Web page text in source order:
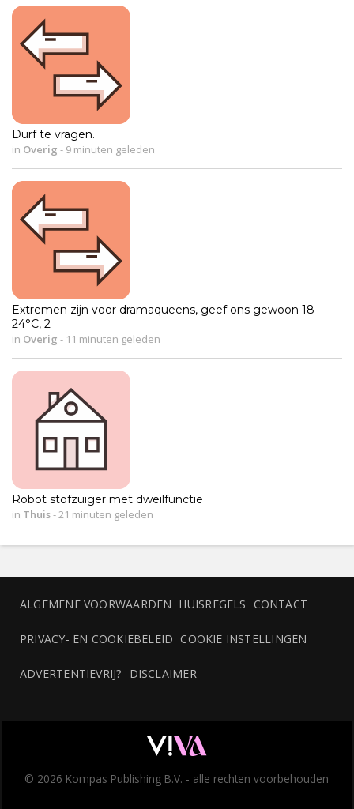
Durf te vragen.
in Overig - 9 minuten geleden
Extremen zijn voor dramaqueens, geef ons gewoon 18-
24°C, 2
in Overig - 11 minuten geleden
Robot stofzuiger met dweilfunctie
in Thuis- 21 minuten geleden
ALGEMENE VOORWAARDEN HUISREGELS CONTACT
PRIVACY- EN COOKIEBELEID COOKIE INSTELLINGEN
ADVERTENTIEVRIJ? DISCLAIMER
© 2026 Kompas Publishing B.V. - alle rechten voorbehouden